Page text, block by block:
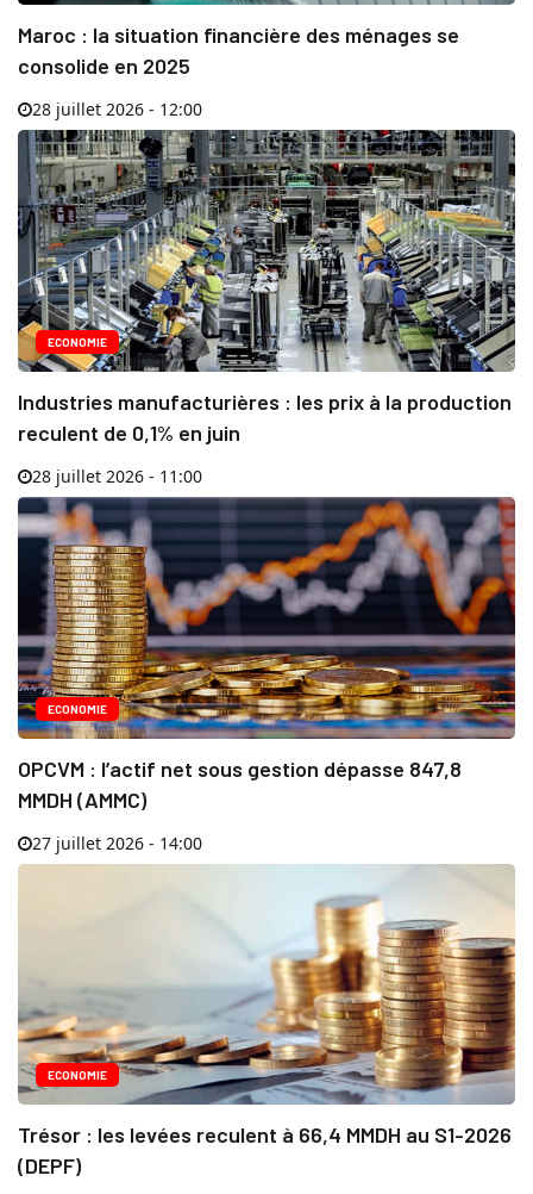
Maroc : la situation financière des ménages se
consolide en 2025
28 juillet 2026 - 12:00
ECONOMIE
Industries manufacturières : les prix à la production
reculent de 0,1% en juin
28 juillet 2026 - 11:00
ECONOMIE
OPCVM : l’actif net sous gestion dépasse 847,8
MMDH (AMMC)
27 juillet 2026 - 14:00
ECONOMIE
Trésor : les levées reculent à 66,4 MMDH au S1-2026
(DEPF)